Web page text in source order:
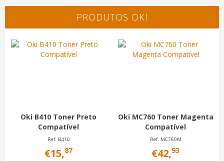
PRODUTOS OKI
Oki B410 Toner Preto
Compatível
Ref. B410
€15,87
Oki MC760 Toner Magenta
Compatível
Ref. MC760M
€42,93